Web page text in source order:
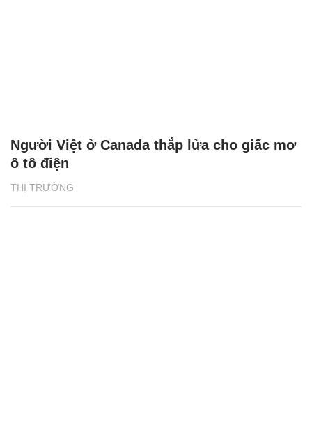
THỊ TRƯỜNG
Người Việt ở Canada thắp lửa cho giấc mơ
ô tô điện